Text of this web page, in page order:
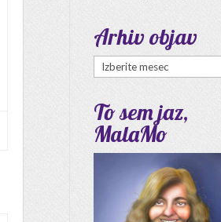
Arhiv objav
Arhiv
To sem jaz,
MalaMo